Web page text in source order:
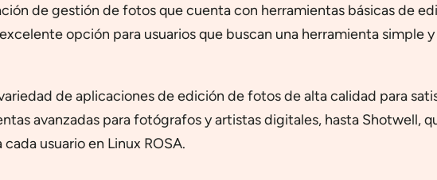
de gestión de fotos que cuenta con herramientas básicas de
opción para usuarios que buscan una herramienta simple
de aplicaciones de edición de fotos de alta calidad para
avanzadas para fotógrafos y artistas digitales, hasta Shotwell,
usuario en Linux ROSA.